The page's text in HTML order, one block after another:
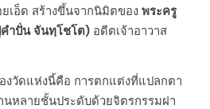
ยเอ็ด สร้างขึ้นจากนิมิตของ พระครู
ำปั่น จันทฺโชโต) อดีตเจ้าอาวาส
วัดแห่งนี้คือ การตกแต่งที่แปลกตา
นหลายชั้นประดับด้วยจิตรกรรมฝา